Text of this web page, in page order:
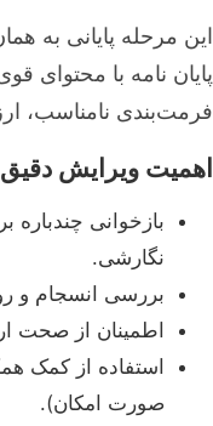
این مرحله پایانی به
پایان نامه با محتوای
فرمت‌بندی نامناسب،
اهمیت ویرایش
بازخوانی
نگارشی.
بررسی انسجام و
اطمینان از صحت
استفاده از کمک
صورت امکان).